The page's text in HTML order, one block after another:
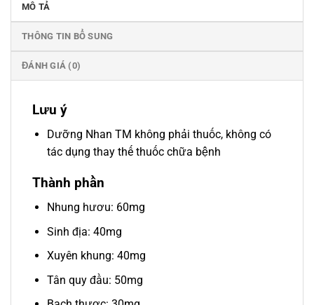
MÔ TẢ
THÔNG TIN BỔ SUNG
ĐÁNH GIÁ (0)
Lưu ý
Dưỡng Nhan TM không phải thuốc, không có
tác dụng thay thế thuốc chữa bệnh
Thành phần
Nhung hươu: 60mg
Sinh địa: 40mg
Xuyên khung: 40mg
Tân quy đầu: 50mg